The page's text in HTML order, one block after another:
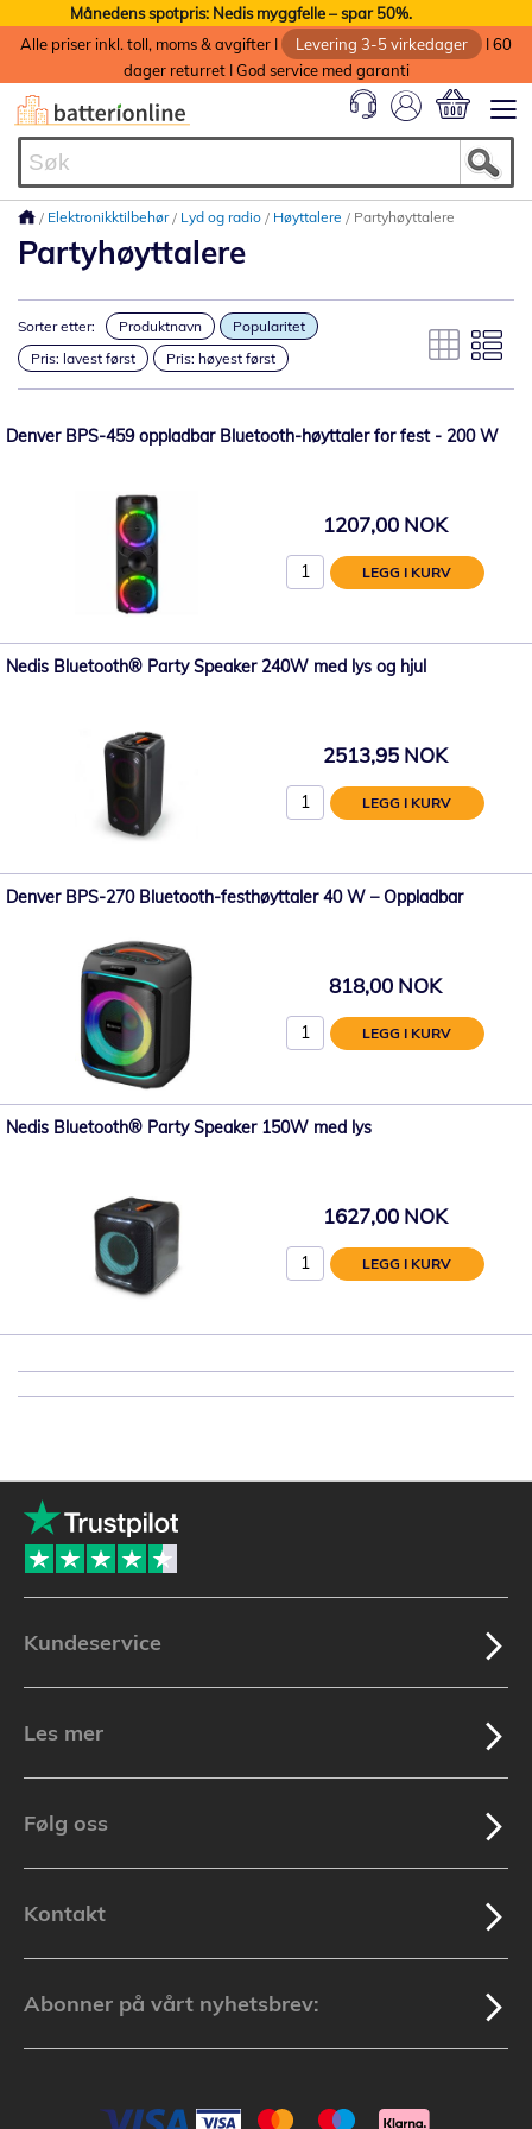
Månedens spotpris: Nedis myggfelle – spar 50%.
Alle priser inkl. toll, moms & avgifter I
Levering 3-5 virkedager
I 60
dager returret I God service med garanti
Elektronikktilbehør Lyd og radio Høyttalere Partyhøyttalere
Partyhøyttalere
Sorter etter: Produktnavn
Popularitet
Pris: lavest først
Pris: høyest først
Denver BPS-459 oppladbar Bluetooth-høyttaler for fest - 200 W
1207,00 NOK
LEGG I KURV
Nedis Bluetooth® Party Speaker 240W med lys og hjul
2513,95 NOK
LEGG I KURV
Denver BPS-270 Bluetooth-festhøyttaler 40 W – Oppladbar
818,00 NOK
LEGG I KURV
Nedis Bluetooth® Party Speaker 150W med lys
1627,00 NOK
LEGG I KURV
Kundeservice
Les mer
Følg oss
Kontakt
Abonner på vårt nyhetsbrev: